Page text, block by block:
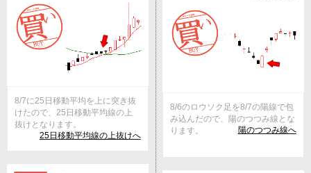
8/7に25日移動平均を上に突き抜
けたので、25日移動平均線の上
抜けとなります。
25日移動平均線の上抜けへ
8/6のロウソク足を8/7の陽線で包
み込んだので、陽のつつみ線とな
ります。
陽のつつみ線へ